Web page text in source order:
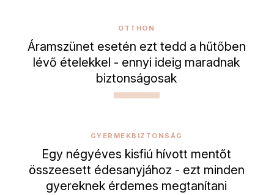
OTTHON
Áramszünet esetén ezt tedd a hűtőben
lévő ételekkel - ennyi ideig maradnak
biztonságosak
GYERMEKBIZTONSÁG
Egy négyéves kisfiú hívott mentőt
összeesett édesanyjához - ezt minden
gyereknek érdemes megtanítani